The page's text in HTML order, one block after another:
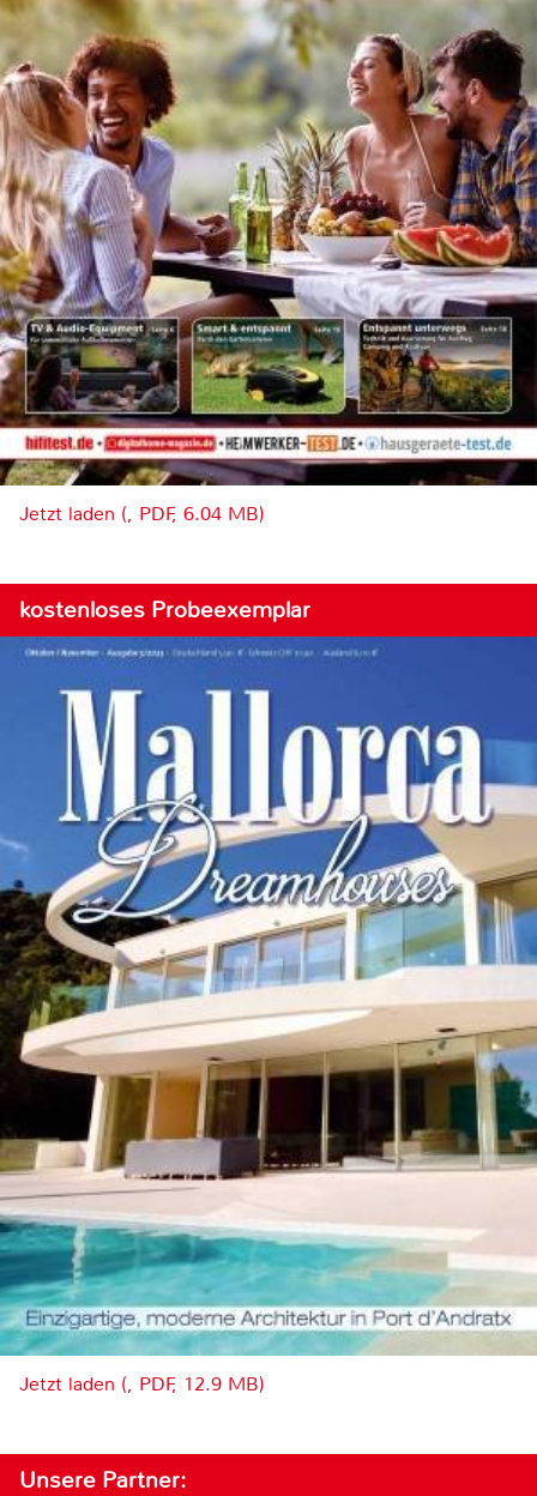
Jetzt laden (, PDF, 6.04 MB)
kostenloses Probeexemplar
Jetzt laden (, PDF, 12.9 MB)
Unsere Partner: